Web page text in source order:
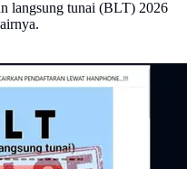
langsung tunai (BLT) 2026